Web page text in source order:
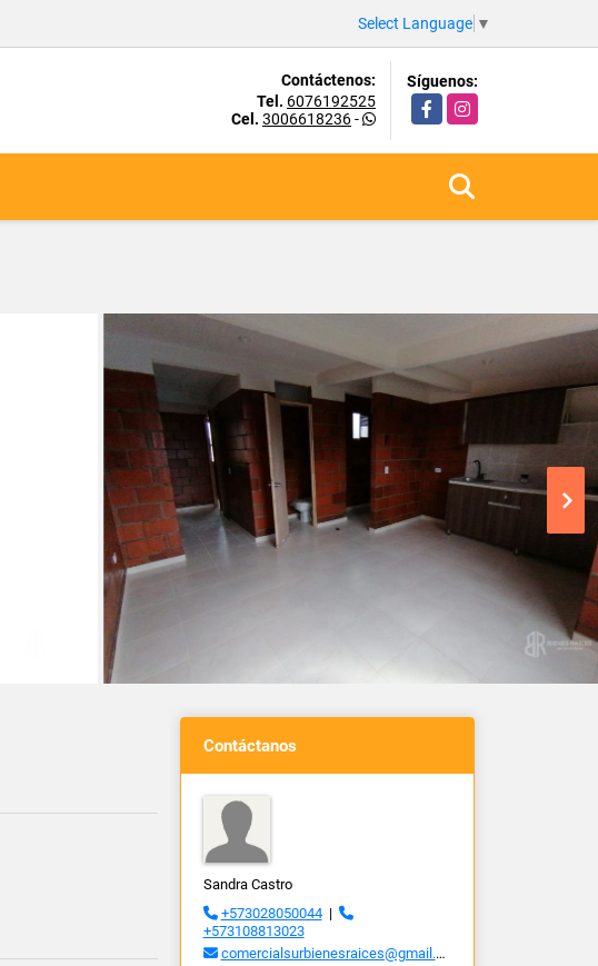
Select Language ▼
Contáctenos:
Tel. 6076192525
Cel. 3006618236-
Síguenos:
FacebookInstagram
Contáctanos
Sandra Castro
+573028050044|
+573108813023
comercialsurbienesraices@gmail.com